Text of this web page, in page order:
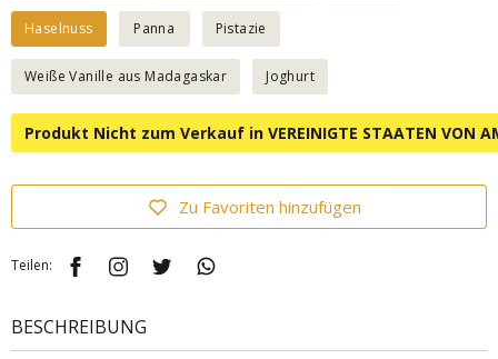
Haselnuss Panna Pistazie
Weiße Vanille aus Madagaskar Joghurt
Produkt Nicht zum Verkauf in VEREINIGTE STAATEN VON
Zu Favoriten hinzufügen
Teilen:
BESCHREIBUNG